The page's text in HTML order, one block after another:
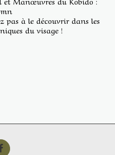
pas à le découvrir dans les
du visage !